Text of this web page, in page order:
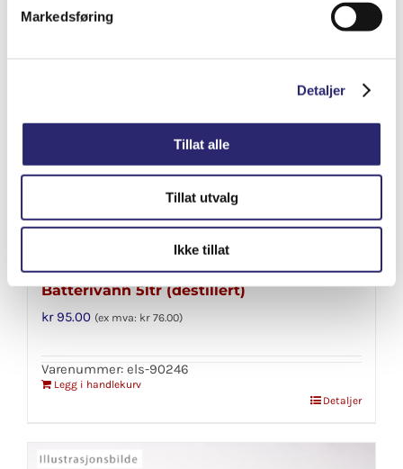
Markedsføring
Detaljer
Tillat alle
Tillat utvalg
Ikke tillat
Batterivann 5ltr (destillert)
kr95.00 (ex mva: kr 76.00)
Varenummer: els-90246
Legg i handlekurv
Detaljer